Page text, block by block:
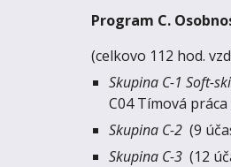
Program C.
(celkovo 112 hod.
Skupina C-1 Soft-
C04 Tímová práca
Skupina C-2 (9
Skupina C-3 (12